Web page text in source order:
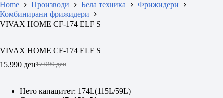
Home Производи Бела техника
Фрижидери
Комбинирани фрижидери
VIVAX HOME CF-174 ELF S
VIVAX HOME CF-174 ELF S
17.990ден
Original
17.990 ден.
15.990 денCurrent
15.990 ден.
Нето капацитет: 174L(115L/59L)